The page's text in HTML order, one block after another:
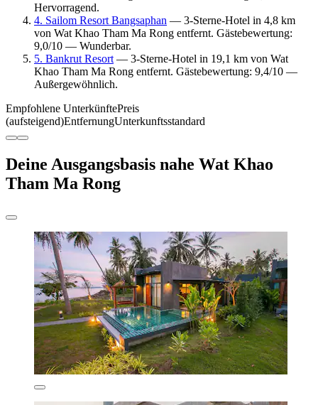
Hervorragend.
4. Sailom Resort Bangsaphan — 3-Sterne-Hotel in 4,8 km
von Wat Khao Tham Ma Rong entfernt. Gästebewertung:
9,0/10 — Wunderbar.
5. Bankrut Resort — 3-Sterne-Hotel in 19,1 km von Wat
Khao Tham Ma Rong entfernt. Gästebewertung: 9,4/10 —
Außergewöhnlich.
Empfohlene UnterkünftePreis
(aufsteigend)EntfernungUnterkunftsstandard
Deine Ausgangsbasis nahe Wat Khao
Tham Ma Rong